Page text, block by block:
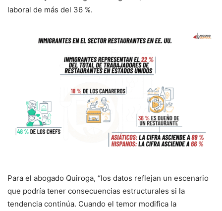
laboral de más del 36 %.
Para el abogado Quiroga, “los datos reflejan un escenario
que podría tener consecuencias estructurales si la
tendencia continúa. Cuando el temor modifica la